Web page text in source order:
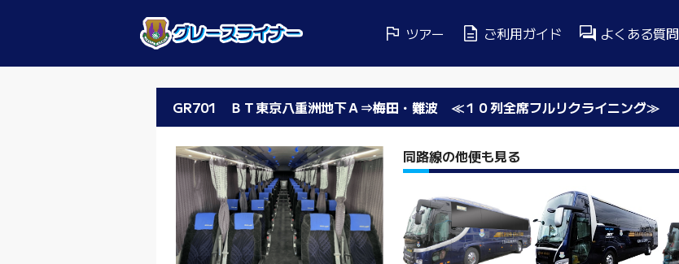
ツアー ご利用ガイド よくある質問
GR701 ＢＴ東京八重洲地下Ａ⇒梅田・難波 ≪１０列全席フルリクライニング≫
同路線の他便も見る